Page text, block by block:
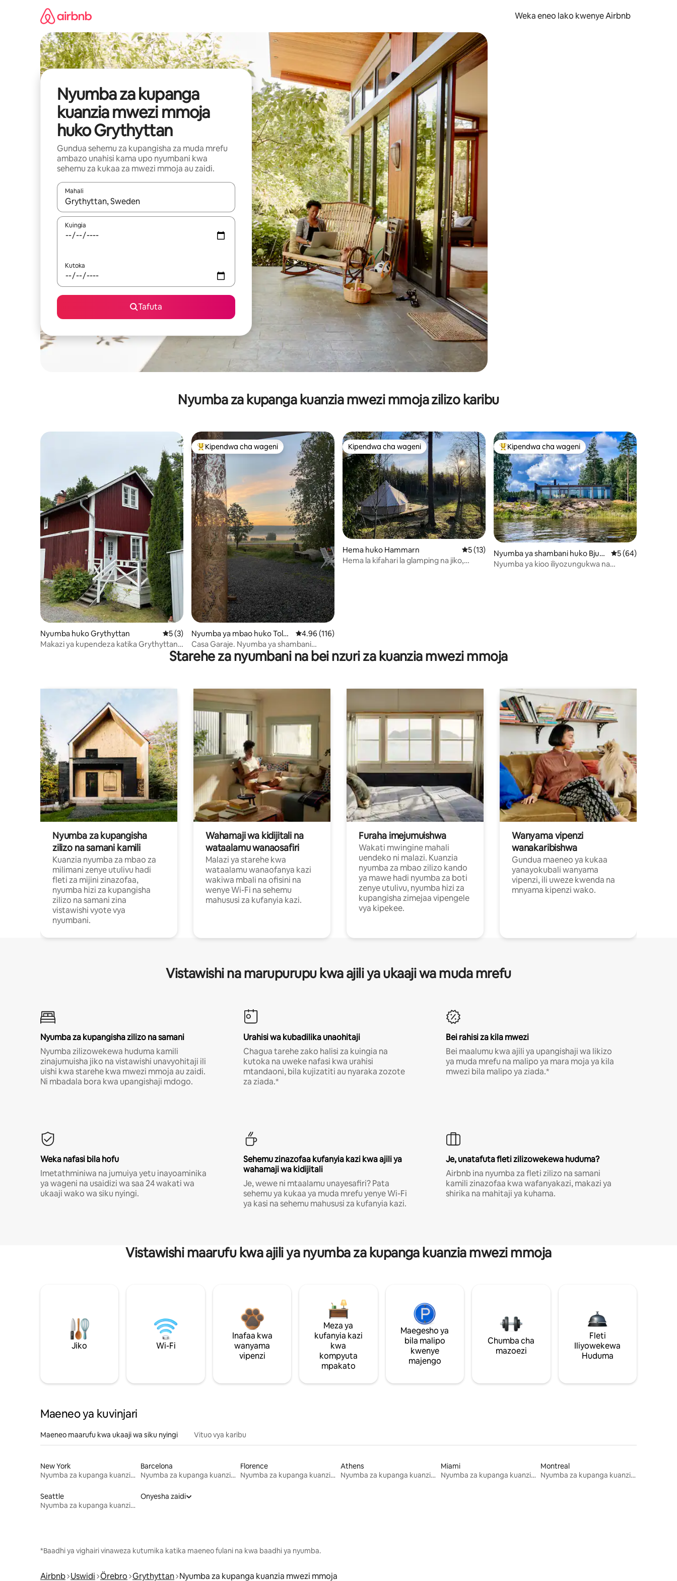
Weka eneo lako kwenye Airbnb
Nyumba za kupanga
kuanzia mwezi mmoja
huko Grythyttan
Gundua sehemu za kupangisha za muda mrefu
ambazo unahisi kama upo nyumbani kwa
sehemu za kukaa za mwezi mmoja au zaidi.
Mahali
Wakati matokeo yanapatikana, vinjari kwa kutumia vitufe vya vishale vya juu na chini au uchunguze kwa kugusa au kutelezesha kidole kwenye ishara.
Kuingia
Kutoka
Tafuta
Nyumba za kupanga kuanzia mwezi mmoja zilizo karibu
Nyumba huko Grythyttan Ukadiriaji wa wastani wa 5 kati ya 5, tathmini 3
5 (3)
Makazi ya kupendeza katika Grythyttan
Kipendwa maarufu cha wageni
Kipendwa cha wageni
Nyumba ya mbao huko Tolvs
börd
Ukadiriaji wa wastani wa 4.96 kati ya 5, tathmini 116
4.96 (116)
Casa Garaje. Nyumba ya shambani
iliyokarabatiwa hivi karibuni yenye
mwonekano wa ziwa
Kipendwa cha wageni
Kipendwa cha wageni
Hema huko Hammarn Ukadiriaji wa wastani wa 5 kati ya 5, tathmini 13
5 (13)
Hema la kifahari la glamping na jiko,
Kipendwa maarufu cha wageni
Kipendwa cha wageni
Nyumba ya shambani huko Bjurtj
ärn
Ukadiriaji wa
5 (64)
Nyumba ya kioo iliyozungukwa na
Starehe za nyumbani na bei nzuri za kuanzia mwezi mmoja
Nyumba za kupangisha
zilizo na samani kamili
Kuanzia nyumba za mbao za
milimani zenye utulivu hadi
fleti za mijini zinazofaa,
nyumba hizi za kupangisha
zilizo na samani zina
vistawishi vyote vya
nyumbani.
Wahamaji wa kidijitali na
wataalamu wanaosafiri
Malazi ya starehe kwa
wataalamu wanaofanya kazi
wakiwa mbali na ofisini na
wenye Wi-Fi na sehemu
mahususi za kufanyia kazi.
Furaha imejumuishwa
Wakati mwingine mahali
uendeko ni malazi. Kuanzia
nyumba za mbao zilizo kando
ya mawe hadi nyumba za boti
zenye utulivu, nyumba hizi za
kupangisha zimejaa vipengele
vya kipekee.
Wanyama vipenzi
wanakaribishwa
Gundua maeneo ya kukaa
yanayokubali wanyama
vipenzi, ili uweze kwenda na
mnyama kipenzi wako.
Vistawishi na marupurupu kwa ajili ya ukaaji wa muda mrefu
Nyumba za kupangisha zilizo na samani
Nyumba zilizowekewa huduma kamili
zinajumuisha jiko na vistawishi unavyohitaji ili
uishi kwa starehe kwa mwezi mmoja au zaidi.
Ni mbadala bora kwa upangishaji mdogo.
Urahisi wa kubadilika unaohitaji
Chagua tarehe zako halisi za kuingia na
kutoka na uweke nafasi kwa urahisi
mtandaoni, bila kujizatiti au nyaraka zozote
za ziada.*
Bei rahisi za kila mwezi
Bei maalumu kwa ajili ya upangishaji wa likizo
ya muda mrefu na malipo ya mara moja ya kila
mwezi bila malipo ya ziada.*
Weka nafasi bila hofu
Imetathminiwa na jumuiya yetu inayoaminika
ya wageni na usaidizi wa saa 24 wakati wa
ukaaji wako wa siku nyingi.
Sehemu zinazofaa kufanyia kazi kwa ajili ya
wahamaji wa kidijitali
Je, wewe ni mtaalamu unayesafiri? Pata
sehemu ya kukaa ya muda mrefu yenye Wi-Fi
ya kasi na sehemu mahususi za kufanyia kazi.
Je, unatafuta fleti zilizowekewa huduma?
Airbnb ina nyumba za fleti zilizo na samani
kamili zinazofaa kwa wafanyakazi, makazi ya
shirika na mahitaji ya kuhama.
Vistawishi maarufu kwa ajili ya nyumba za kupanga kuanzia mwezi mmoja
Jiko Wi-Fi
Inafaa kwa
wanyama
vipenzi
Meza ya
kufanyia kazi
kwa
kompyuta
mpakato
Maegesho ya
bila malipo
kwenye
majengo
Chumba cha
mazoezi
Fleti
Iliyowekewa
Huduma
Maeneo ya kuvinjari
Maeneo maarufu kwa ukaaji wa siku nyingi Vituo vya karibu
New York
Nyumba za kupanga kuanzia mwezi mmoja
Barcelona
Nyumba za kupanga kuanzia mwezi mmoja
Florence
Nyumba za kupanga kuanzia mwezi mmoja
Athens
Nyumba za kupanga kuanzia mwezi mmoja
Miami
Nyumba za kupanga kuanzia mwezi mmoja
Montreal
Nyumba za kupanga kuanzia mwezi mmoja
Seattle
Nyumba za kupanga kuanzia mwezi mmoja
Onyesha zaidi
*Baadhi ya vighairi vinaweza kutumika katika maeneo fulani na kwa baadhi ya nyumba.
Airbnb Uswidi Örebro Grythyttan Nyumba za kupanga kuanzia mwezi mmoja